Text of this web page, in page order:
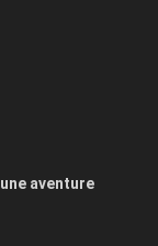
aventure